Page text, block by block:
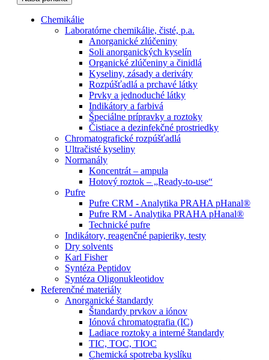
Chemikálie
Laboratórne chemikálie, čisté, p.a.
Anorganické zlúčeniny
Soli anorganických kyselín
Organické zlúčeniny a činidlá
Kyseliny, zásady a deriváty
Rozpúšťadlá a prchavé látky
Prvky a jednoduché látky
Indikátory a farbivá
Špeciálne prípravky a roztoky
Čistiace a dezinfekčné prostriedky
Chromatografické rozpúšťadlá
Ultračisté kyseliny
Normanály
Koncentrát – ampula
Hotový roztok – „Ready-to-use“
Pufre
Pufre CRM - Analytika PRAHA pHanal®
Pufre RM - Analytika PRAHA pHanal®
Technické pufre
Indikátory, reagenčné papieriky, testy
Dry solvents
Karl Fisher
Syntéza Peptidov
Syntéza Oligonukleotidov
Referenčné materiály
Anorganické štandardy
Štandardy prvkov a iónov
Iónová chromatografia (IC)
Ladiace roztoky a interné štandardy
TIC, TOC, TIOC
Chemická spotreba kyslíku